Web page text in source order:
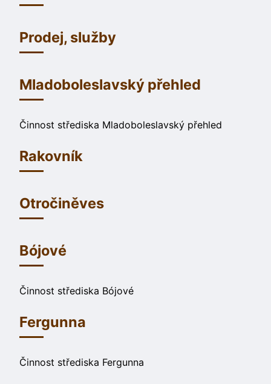
Prodej, služby
Mladoboleslavský přehled
Činnost střediska Mladoboleslavský přehled
Rakovník
Otročiněves
Bójové
Činnost střediska Bójové
Fergunna
Činnost střediska Fergunna